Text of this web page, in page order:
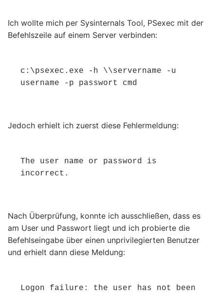
Ich wollte mich per Sysinternals Tool, PSexec mit der
Befehlszeile auf einem Server verbinden:
c:\psexec.exe -h \\servername -u
username -p passwort cmd
Jedoch erhielt ich zuerst diese Fehlermeldung:
The user name or password is
incorrect.
Nach Überprüfung, konnte ich ausschließen, dass es
am User und Passwort liegt und ich probierte die
Befehlseingabe über einen unprivilegierten Benutzer
und erhielt dann diese Meldung:
Logon failure: the user has not been